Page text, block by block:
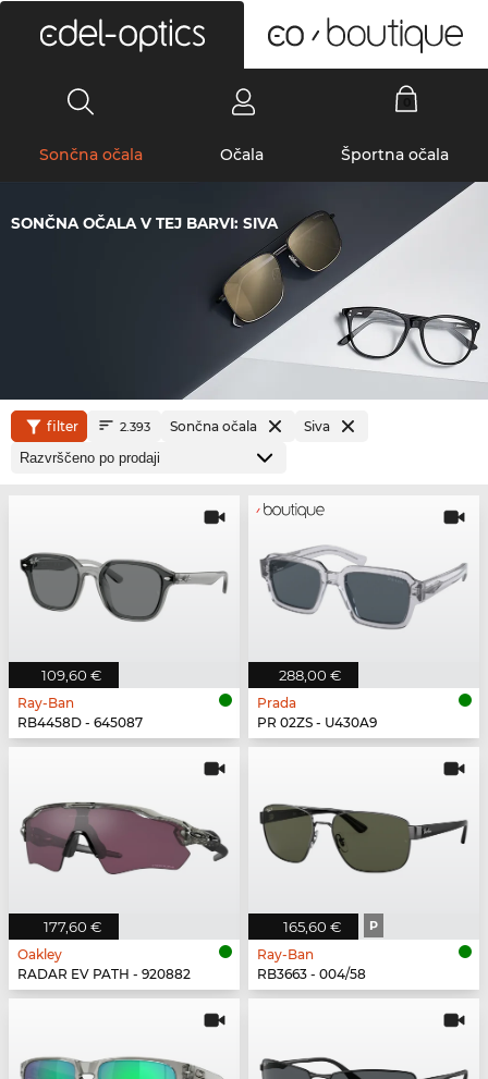
Sončna očala Očala Športna očala
SONČNA OČALA V TEJ BARVI: SIVA
filter 2.393 Sončna očala Siva
109,60 €
Ray-Ban
RB4458D - 645087
288,00 €
Prada
PR 02ZS - U430A9
177,60 €
Oakley
RADAR EV PATH - 920882
165,60 € P
Ray-Ban
RB3663 - 004/58